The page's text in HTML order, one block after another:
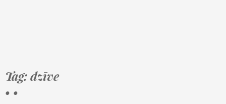
Tag: dzīve
• •